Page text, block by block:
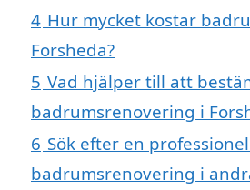
4 Hur mycket kostar
Forsheda?
5 Vad hjälper till att
badrumsrenovering i
6 Sök efter en
badrumsrenovering i